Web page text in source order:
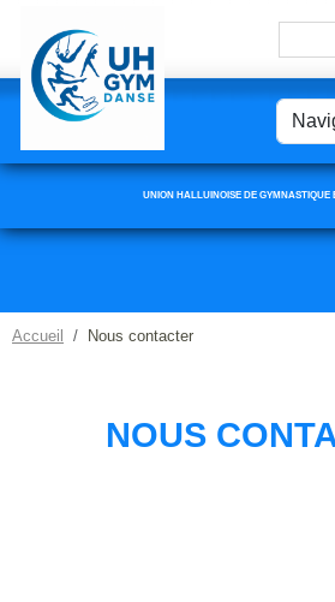
UNION HALLUINOISE DE GYMNASTIQUE
Accueil Nous contacter
NOUS